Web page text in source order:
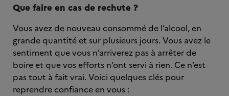
Que faire en cas de rechute ?
Vous avez de nouveau consommé de l’alcool, en
grande quantité et sur plusieurs jours. Vous avez le
sentiment que vous n’arriverez pas à arrêter de
boire et que vos efforts n’ont servi à rien. Ce n’est
pas tout à fait vrai. Voici quelques clés pour
reprendre confiance en vous :